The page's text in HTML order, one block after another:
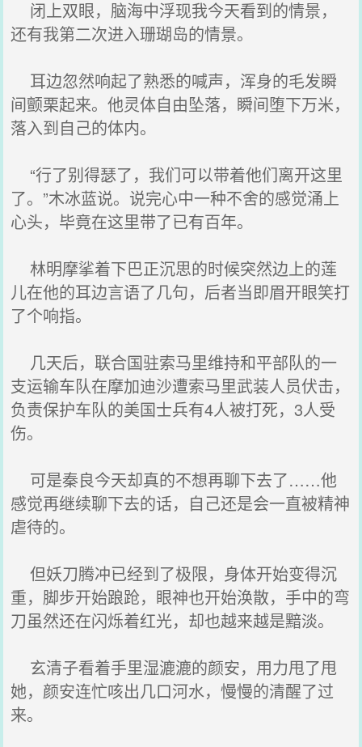
闭上双眼，脑海中浮现我今天看到的情景，
还有我第二次进入珊瑚岛的情景。
耳边忽然响起了熟悉的喊声，浑身的毛发瞬
间颤栗起来。他灵体自由坠落，瞬间堕下万米，
落入到自己的体内。
“行了别得瑟了，我们可以带着他们离开这里
了。”木冰蓝说。说完心中一种不舍的感觉涌上
心头，毕竟在这里带了已有百年。
林明摩挲着下巴正沉思的时候突然边上的莲
儿在他的耳边言语了几句，后者当即眉开眼笑打
了个响指。
几天后，联合国驻索马里维持和平部队的一
支运输车队在摩加迪沙遭索马里武装人员伏击，
负责保护车队的美国士兵有4人被打死，3人受
伤。
可是秦良今天却真的不想再聊下去了……他
感觉再继续聊下去的话，自己还是会一直被精神
虐待的。
但妖刀腾冲已经到了极限，身体开始变得沉
重，脚步开始踉跄，眼神也开始涣散，手中的弯
刀虽然还在闪烁着红光，却也越来越是黯淡。
玄清子看着手里湿漉漉的颜安，用力甩了甩
她，颜安连忙咳出几口河水，慢慢的清醒了过
来。